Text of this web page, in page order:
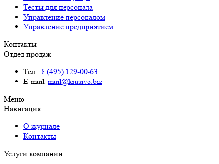
Тесты для персонала
Управление персоналом
Управление предприятием
Контакты
Отдел продаж
Тел.: 8 (495) 129-00-63
E-mail: mail@krasivo.biz
Меню
Навигация
О журнале
Контакты
Услуги компании